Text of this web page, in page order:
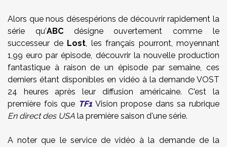
Alors que nous désespérions de découvrir rapidement la
série qu'ABCdésigne ouvertement comme le
successeur de Lost, les français pourront, moyennant
1,99 euro par épisode, découvrir la nouvelle production
fantastique à raison de un épisode par semaine, ces
derniers étant disponibles en vidéo à la demande VOST
24 heures après leur diffusion américaine. C'est la
première fois que TF1Vision propose dans sa rubrique
En direct des USA la première saison d'une série.
A noter que le service de vidéo à la demande de la